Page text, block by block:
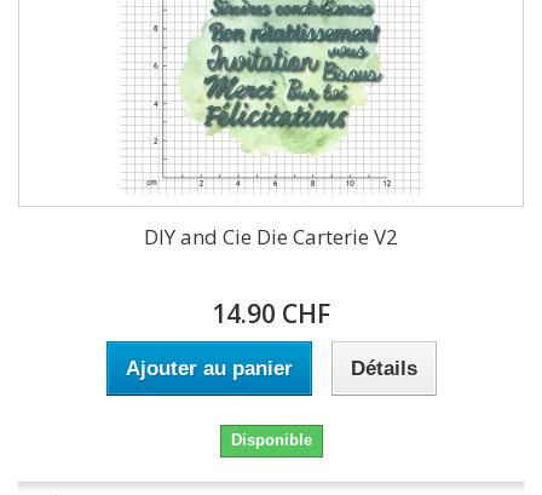
DIY and Cie Die Carterie V2
14.90 CHF
Ajouter au panier Détails
Disponible